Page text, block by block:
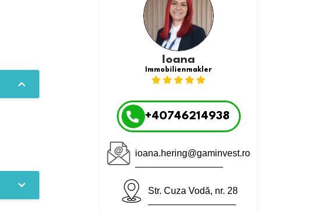
Ioana
Immobilienmakler
+40746214938
ioana.hering@gaminvest.ro
Str. Cuza Vodă, nr. 28